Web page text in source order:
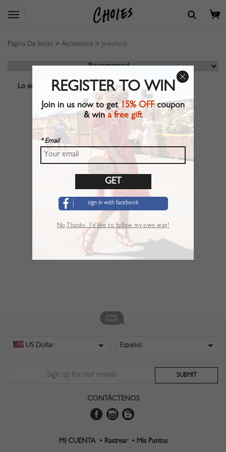
0
Página De Inicio > Accesorios > Jewellery
Lo siento, no se encuentra ningún resultado.
CONTÁCTENOS
MI CUENTA • Rastrear • Mis Puntos
REGISTER TO WIN
Join in us now to get15% OFFcoupon
& wina free gift
* Email
sign in with facebook
No,Thanks. I’d like to follow my own way!